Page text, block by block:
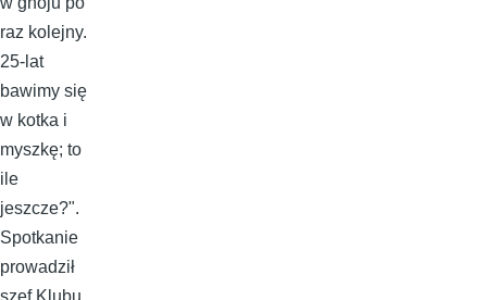
raz kolejny.
25-lat
bawimy się
w kotka i
myszkę; to
ile
jeszcze?".
Spotkanie
prowadził